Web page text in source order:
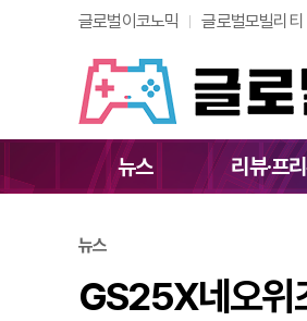
글로벌이코노믹 글로벌모빌리티
뉴스 리뷰·프
뉴스
GS25X네오위